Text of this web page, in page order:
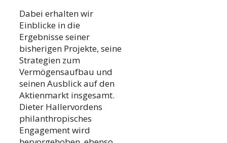
Dabei erhalten wir
Einblicke in die
Ergebnisse seiner
bisherigen Projekte, seine
Strategien zum
Vermögensaufbau und
seinen Ausblick auf den
Aktienmarkt insgesamt.
Dieter Hallervordens
philanthropisches
Engagement wird